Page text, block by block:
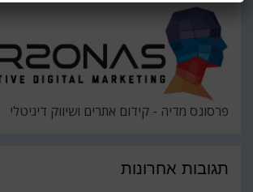
פרסונס מדיה - קידום אתרים ושיווק דיגיטלי
תגובות אחרונות